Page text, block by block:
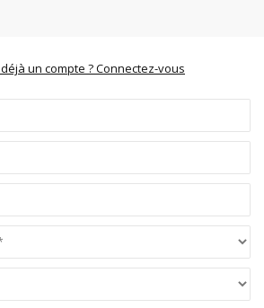
un compte ? Connectez-vous